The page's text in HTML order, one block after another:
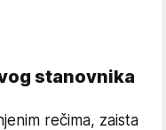
stanovnika
rečima, zaista